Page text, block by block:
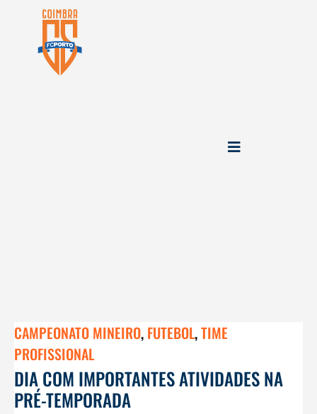
CAMPEONATO MINEIRO, FUTEBOL,TIME
PROFISSIONAL
DIA COM IMPORTANTES ATIVIDADES NA
PRÉ-TEMPORADA